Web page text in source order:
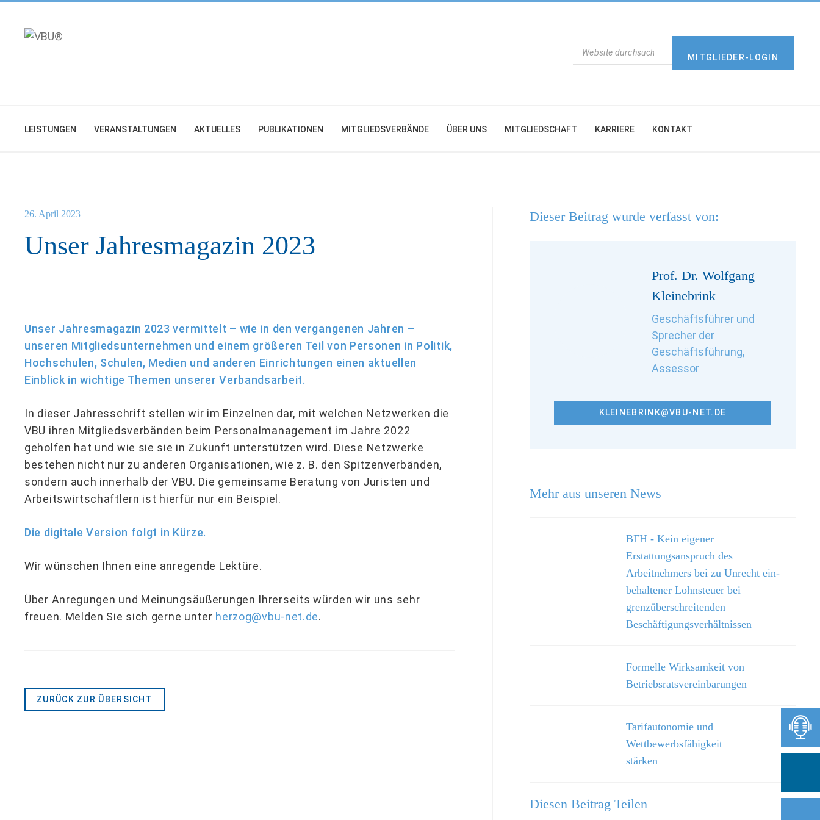
springen
MITGLIEDER-LOGIN
LEISTUNGEN VERANSTALTUNGEN AKTUELLES PUBLIKATIONEN MITGLIEDSVERBÄNDE ÜBER UNS MITGLIEDSCHAFT KARRIERE KONTAKT
Unser Jahresmagazin 2023
26. April 2023
Unser Jahresmagazin 2023 vermittelt – wie in den vergangenen Jahren –
unseren Mitgliedsunternehmen und einem größeren Teil von Personen in Politik,
Hochschulen, Schulen, Medien und anderen Einrichtungen einen aktuellen
Einblick in wichtige Themen unserer Verbands­arbeit.
In dieser Jahresschrift stellen wir im Einzelnen dar, mit welchen Netzwerken die
VBU ihren Mitgliedsverbänden beim Personalmanagement im Jahre 2022
geholfen hat und wie sie sie in Zukunft unterstützen wird. Diese Netzwerke
bestehen nicht nur zu anderen Organisationen, wie z. B. den Spitzenverbänden,
sondern auch innerhalb der VBU. Die gemeinsame Beratung von Juristen und
Arbeitswirtschaftlern ist hierfür nur ein Beispiel.
Die digitale Version folgt in Kürze.
Wir wünschen Ihnen eine anregende Lektüre.
Über Anregungen und Meinungsäußerungen Ihrerseits würden wir uns sehr
freuen. Melden Sie sich gerne unter herzog@vbu-net.de.
ZURÜCK ZUR ÜBERSICHT
Mehr aus unseren News
BFH - Kein eigener
Erstattungsanspruch des
Arbeitnehmers bei zu Unrecht ein­
behaltener Lohnsteuer bei
grenzüberschreitenden
Beschäftigungsverhältnissen
Formelle Wirksamkeit von
Betriebsratsvereinbarungen
Tarifautonomie und
Wettbewerbsfähigkeit
stärken
Dieser Beitrag wurde verfasst von:
Prof. Dr. Wolfgang
Kleinebrink
Geschäftsführer und
Sprecher der
Geschäftsführung,
Assessor
KLEINEBRINK@VBU-NET.DE
Diesen Beitrag Teilen